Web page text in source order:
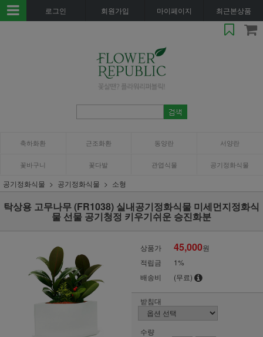
로그인 회원가입 마이페이지 최근본상품
축하화환 근조화환 동양란 서양란
꽃바구니 꽃다발 관엽식물 공기정화식물
공기정화식물 공기정화식물 소형
탁상용 고무나무 (FR1038) 실내공기정화식물 미세먼지정화식
물 선물 공기청정 키우기쉬운 승진화분
상품가 45,000원
적립금
1%
배송비
(무료)
받침대
수량